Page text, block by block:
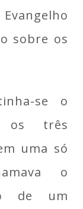
sobre os
se o
os três
uma só
o
de um